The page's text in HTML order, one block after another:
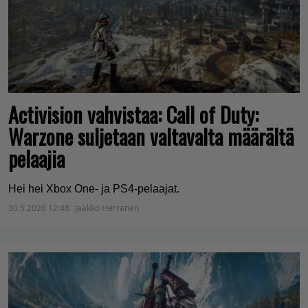
Activision vahvistaa: Call of Duty:
Warzone suljetaan valtavalta määrältä
pelaajia
Hei hei Xbox One- ja PS4-pelaajat.
30.5.2026 12:48 Jaakko Herranen